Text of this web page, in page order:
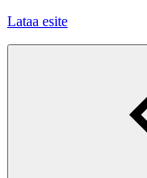
Lataa esite